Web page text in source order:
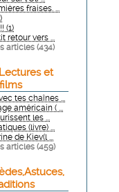
fraises. ...
(1)
retour vers ...
articles (434)
et
tes chaînes ...
américain ( ...
les ...
(livre) ...
de Kiev(l ...
articles (459)